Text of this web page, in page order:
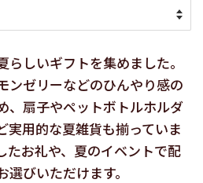
しいギフトを集めました。
ンゼリーなどのひんやり感の
、扇子やペットボトルホルダ
実用的な夏雑貨も揃っていま
たお礼や、夏のイベントで配
びいただけます。